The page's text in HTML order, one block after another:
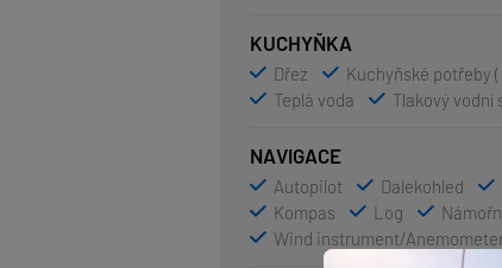
KUCHYŇKA
Dřez Kuchyňské potřeby
Teplá voda
Tlakový vodní
NAVIGACE
Autopilot Dalekohled
Kompas
Log
Wind instrument/